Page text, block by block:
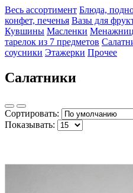
Весь ассортимент Блюда,
конфет, печенья Вазы для
Кувшины Масленки
тарелок из 7 предметов
соусники Этажерки Прочее
Салатники
Сортировать:
Показывать: